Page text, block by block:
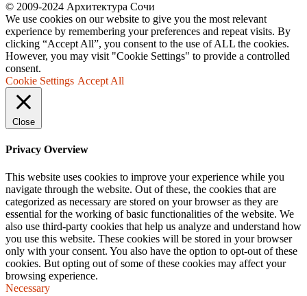
© 2009-2024 Архитектура Сочи
We use cookies on our website to give you the most relevant
experience by remembering your preferences and repeat visits. By
clicking “Accept All”, you consent to the use of ALL the cookies.
However, you may visit "Cookie Settings" to provide a controlled
consent.
Cookie Settings Accept All
Close
Privacy Overview
This website uses cookies to improve your experience while you
navigate through the website. Out of these, the cookies that are
categorized as necessary are stored on your browser as they are
essential for the working of basic functionalities of the website. We
also use third-party cookies that help us analyze and understand how
you use this website. These cookies will be stored in your browser
only with your consent. You also have the option to opt-out of these
cookies. But opting out of some of these cookies may affect your
browsing experience.
Necessary